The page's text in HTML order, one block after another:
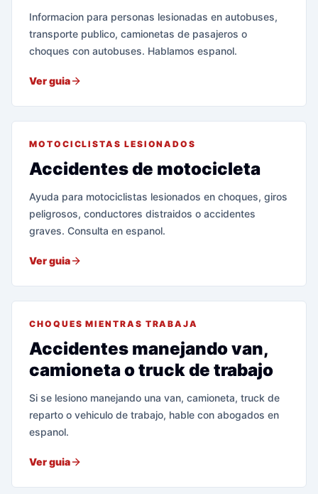
Informacion para personas lesionadas en autobuses,
transporte publico, camionetas de pasajeros o
choques con autobuses. Hablamos espanol.
Ver guia
MOTOCICLISTAS LESIONADOS
Accidentes de motocicleta
Ayuda para motociclistas lesionados en choques, giros
peligrosos, conductores distraidos o accidentes
graves. Consulta en espanol.
Ver guia
CHOQUES MIENTRAS TRABAJA
Accidentes manejando van,
camioneta o truck de trabajo
Si se lesiono manejando una van, camioneta, truck de
reparto o vehiculo de trabajo, hable con abogados en
espanol.
Ver guia